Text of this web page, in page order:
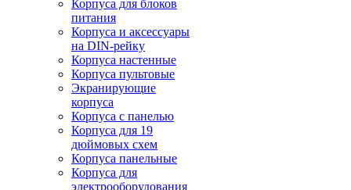
Корпуса для блоков
питания
Корпуса и аксессуары
на DIN-рейку
Корпуса настенные
Корпуса пультовые
Экранирующие
корпуса
Корпуса с панелью
Корпуса для 19
дюймовых схем
Корпуса панельные
Корпуса для
электрооборудования